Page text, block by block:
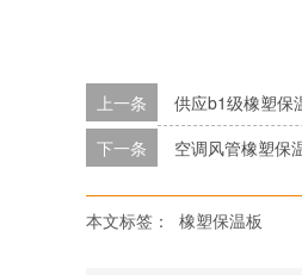
上一条
供应b1级橡塑保
下一条 空调风管橡塑保
本文标签： 橡塑保温板